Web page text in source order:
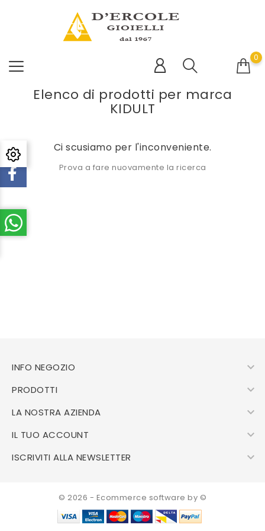
0
Elenco di prodotti per marca
KIDULT
Ci scusiamo per l'inconveniente.
Prova a fare nuovamente la ricerca
INFO NEGOZIO 
PRODOTTI 
LA NOSTRA AZIENDA 
IL TUO ACCOUNT 
ISCRIVITI ALLA NEWSLETTER 
© 2026 - Ecommerce software by ©